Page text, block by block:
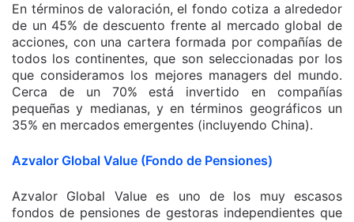
En términos de valoración, el fondo cotiza a alrededor
de un 45% de descuento frente al mercado global de
acciones, con una cartera formada por compañías de
todos los continentes, que son seleccionadas por los
que consideramos los mejores managers del mundo.
Cerca de un 70% está invertido en compañías
pequeñas y medianas, y en términos geográficos un
35% en mercados emergentes (incluyendo China).
Azvalor Global Value (Fondo de Pensiones)
Azvalor Global Value es uno de los muy escasos
fondos de pensiones de gestoras independientes que